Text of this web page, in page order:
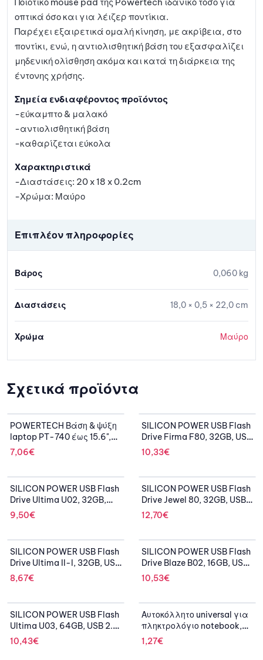
Ποιοτικό mouse pad της Powertech ιδανικό τόσο για
οπτικά όσο και για λέιζερ ποντίκια.
Παρέχει εξαιρετικά ομαλή κίνηση, με ακρίβεια, στο
ποντίκι, ενώ, η αντιολισθητική βάση του εξασφαλίζει
μηδενική ολίσθηση ακόμα και κατά τη διάρκεια της
έντονης χρήσης.
Σημεία ενδιαφέροντος προϊόντος
-εύκαμπτο & μαλακό
-αντιολισθητική βάση
-καθαρίζεται εύκολα
Χαρακτηριστικά
-Διαστάσεις: 20 x 18 x 0.2cm
-Χρώμα: Μαύρο
Επιπλέον πληροφορίες
Βάρος 0,060 kg
Διαστάσεις 18,0 × 0,5 × 22,0 cm
Χρώμα Μαύρο
Σχετικά προϊόντα
POWERTECH Βάση & ψύξη
laptop PT-740 έως 15.6",
125mm fan, LED, μαύρο
7,06€
SILICON POWER USB Flash
Drive Firma F80, 32GB, USB
2.0, ασημί
10,33€
SILICON POWER USB Flash
Drive Ultima U02, 32GB,
USB 2.0, μαύρο
9,50€
SILICON POWER USB Flash
Drive Jewel 80, 32GB, USB
3.2, ασημί
12,70€
SILICON POWER USB Flash
Drive Ultima II-I, 32GB, USB
2.0, μαύρο
8,67€
SILICON POWER USB Flash
Drive Blaze B02, 16GB, USB
3.2, μαύρο
10,53€
SILICON POWER USB Flash
Ultima U03, 64GB, USB 2.0,
λευκό
10,43€
OUT OF STOCK
Αυτοκόλλητο universal για
πληκτρολόγιο notebook,
Black (0.11mm)
1,27€